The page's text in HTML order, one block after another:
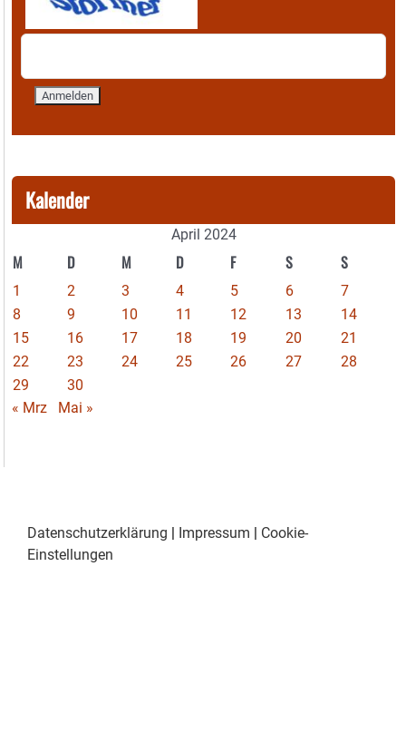
Kalender
April 2024
M D M D F S S
1 2 3 4 5 6
7
8
9 10 11 12 13
14
15
16 17 18 19 20
21
22
23 24 25 26 27
28
29
30
« Mrz
Mai »
Datenschutzerklärung Impressum
Cookie-
Einstellungen